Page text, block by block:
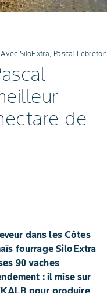
Avec SiloExtra, Pascal
de
dans les Côtes
fourrage SiloExtra
90 vaches
: il mise sur
pour produire